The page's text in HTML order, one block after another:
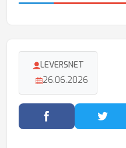
LEVERSNET
26.06.2026
Facebook'ta